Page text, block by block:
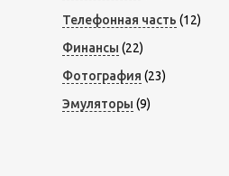
Телефонная часть (12)
Финансы (22)
Фотография (23)
Эмуляторы (9)